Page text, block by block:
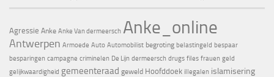
Agressie Anke Anke Van dermeersch Anke_online
Antwerpen Armoede Auto Automobilist begroting belastingeld bespaar
besparingen campagne criminelen De Lijn dermeersch drugs files frauen geld
gelijkwaardigheid gemeenteraad geweld Hoofddoek illegalen islamisering